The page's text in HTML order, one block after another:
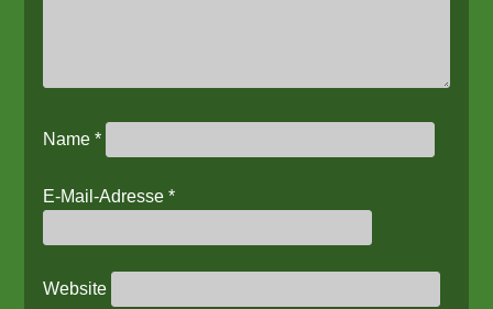
Name*
E-Mail-Adresse*
Website